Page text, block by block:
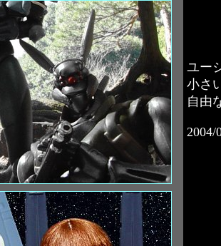
ユー
小さ
自由
2004/